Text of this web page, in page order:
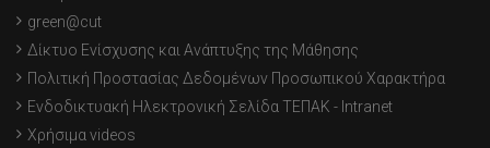
green@cut
Δίκτυο Ενίσχυσης και Ανάπτυξης της Μάθησης
Πολιτική Προστασίας Δεδομένων Προσωπικού Χαρακτήρα
Ενδοδικτυακή Ηλεκτρονική Σελίδα ΤΕΠΑΚ - Intranet
Χρήσιμα videos